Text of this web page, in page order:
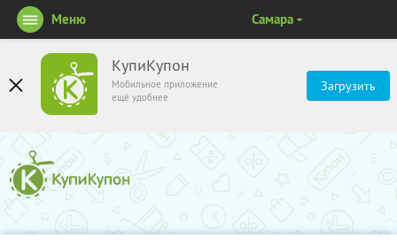
КупиКупон
Мобильное приложение
ещё удобнее
Загрузить
Меню Самара